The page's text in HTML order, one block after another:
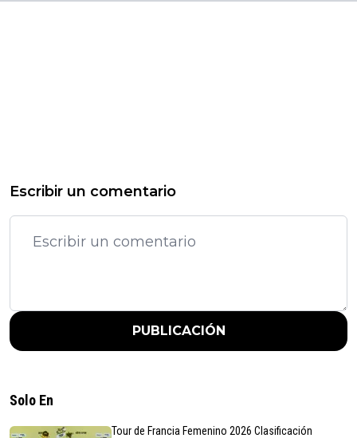
Escribir un comentario
PUBLICACIÓN
Solo En
Tour de Francia Femenino 2026 Clasificación